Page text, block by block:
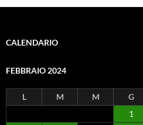
CALENDARIO
FEBBRAIO 2024
L M M G
1